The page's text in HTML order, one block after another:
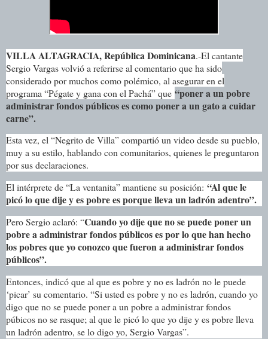
VILLA ALTAGRACIA, República Dominicana.-El cantante
Sergio Vargas volvió a referirse al comentario que ha sido
considerado por muchos como polémico, al asegurar en el
programa “Pégate y gana con el Pachá” que “poner a un pobre
administrar fondos públicos es como poner a un gato a cuidar
carne”.
Esta vez, el “Negrito de Villa” compartió un video desde su pueblo,
muy a su estilo, hablando con comunitarios, quienes le preguntaron
por sus declaraciones.
El intérprete de “La ventanita” mantiene su posición: “Al que le
picó lo que dije y es pobre es porque lleva un ladrón adentro”.
Pero Sergio aclaró: “Cuando yo dije que no se puede poner un
pobre a administrar fondos públicos es por lo que han hecho
los pobres que yo conozco que fueron a administrar fondos
públicos”.
Entonces, indicó que al que es pobre y no es ladrón no le puede
‘picar’ su comentario. “Si usted es pobre y no es ladrón, cuando yo
digo que no se puede poner a un pobre a administrar fondos
púbicos no se rasque; al que le picó lo que yo dije y es pobre lleva
un ladrón adentro, se lo digo yo, Sergio Vargas”.